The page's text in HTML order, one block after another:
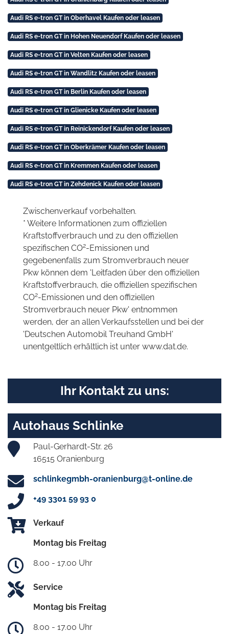
Audi RS e-tron GT in Oberhavel Kaufen oder leasen
Audi RS e-tron GT in Hohen Neuendorf Kaufen oder leasen
Audi RS e-tron GT in Velten Kaufen oder leasen
Audi RS e-tron GT in Wandlitz Kaufen oder leasen
Audi RS e-tron GT in Berlin Kaufen oder leasen
Audi RS e-tron GT in Glienicke Kaufen oder leasen
Audi RS e-tron GT in Reinickendorf Kaufen oder leasen
Audi RS e-tron GT in Oberkrämer Kaufen oder leasen
Audi RS e-tron GT in Kremmen Kaufen oder leasen
Audi RS e-tron GT in Zehdenick Kaufen oder leasen
Zwischenverkauf vorbehalten.
* Weitere Informationen zum offiziellen
Kraftstoffverbrauch und zu den offiziellen
spezifischen CO2-Emissionen und
gegebenenfalls zum Stromverbrauch neuer
Pkw können dem 'Leitfaden über den offiziellen
Kraftstoffverbrauch, die offiziellen spezifischen
CO2-Emissionen und den offiziellen
Stromverbrauch neuer Pkw' entnommen
werden, der an allen Verkaufsstellen und bei der
'Deutschen Automobil Treuhand GmbH'
unentgeltlich erhältlich ist unter www.dat.de.
Ihr Kontakt zu uns:
Autohaus Schlinke
Paul-Gerhardt-Str. 26
16515 Oranienburg
schlinkegmbh-oranienburg@t-online.de
+49 3301 59 93 0
Verkauf
Montag bis Freitag
8.00 - 17.00 Uhr
Service
Montag bis Freitag
8.00 - 17.00 Uhr